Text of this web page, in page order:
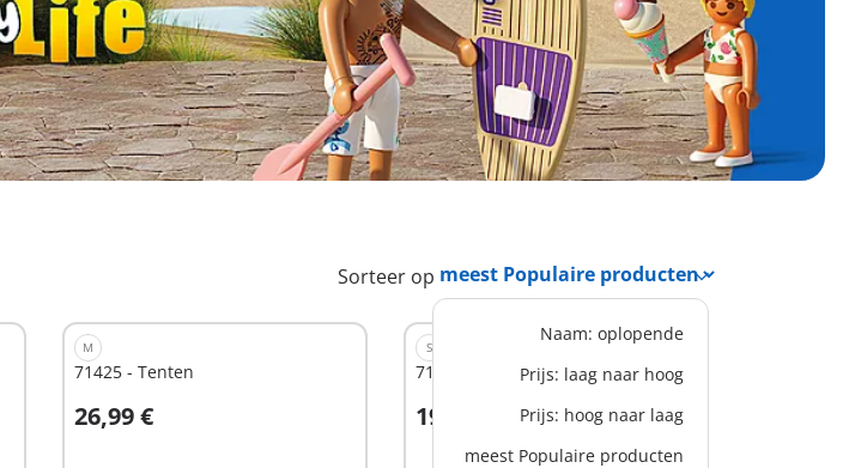
Sorteer op
Naam: oplopende
Prijs: laag naar hoog
Prijs: hoog naar laag
meest Populaire producten
M
71425 - Tenten
26,99 €
In winkelwagen
S
71476 - Spetterplezier in huis
19,99 €
In winkelwagen